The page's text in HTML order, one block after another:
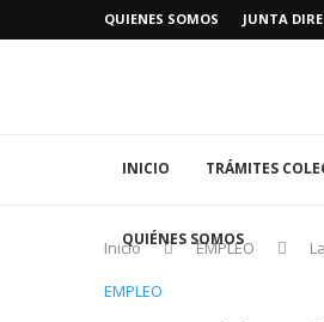
QUIENES SOMOS JUNTA
INICIO TRÁMITES
QUIÉNES SOMOS
Inicio EMPLEO
EMPLEO